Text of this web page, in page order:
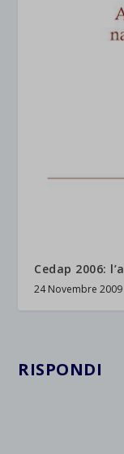
Cedap 2006:
24 Novembre 2009
RISPONDI